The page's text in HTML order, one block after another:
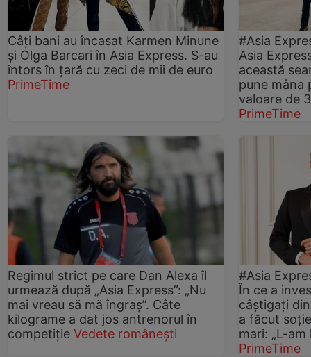
Câți bani au încasat Karmen Minune
și Olga Barcari în Asia Express. S-au
întors în țară cu zeci de mii de euro
PrimeTime
#Asia
Asia
această
pune mâna
valoare de
PrimeTime
Regimul strict pe care Dan Alexa îl
urmează după „Asia Express”: „Nu
mai vreau să mă îngraș”. Câte
kilograme a dat jos antrenorul în
competiție Vedete românești
#Asia
În ce a
câștigați
a făcut
mari: „L-
PrimeTime